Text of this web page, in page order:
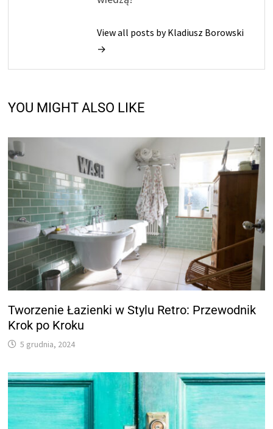
View all posts by Kladiusz Borowski
→
YOU MIGHT ALSO LIKE
Tworzenie Łazienki w Stylu Retro: Przewodnik
Krok po Kroku
5 grudnia, 2024